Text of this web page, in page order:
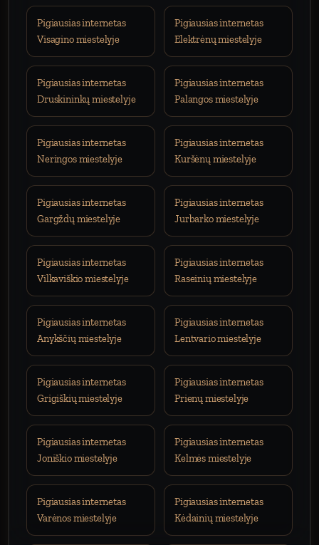
Pigiausias internetas
Visagino miestelyje
Pigiausias internetas
Elektrėnų miestelyje
Pigiausias internetas
Druskininkų miestelyje
Pigiausias internetas
Palangos miestelyje
Pigiausias internetas
Neringos miestelyje
Pigiausias internetas
Kuršėnų miestelyje
Pigiausias internetas
Gargždų miestelyje
Pigiausias internetas
Jurbarko miestelyje
Pigiausias internetas
Vilkaviškio miestelyje
Pigiausias internetas
Raseinių miestelyje
Pigiausias internetas
Anykščių miestelyje
Pigiausias internetas
Lentvario miestelyje
Pigiausias internetas
Grigiškių miestelyje
Pigiausias internetas
Prienų miestelyje
Pigiausias internetas
Joniškio miestelyje
Pigiausias internetas
Kelmės miestelyje
Pigiausias internetas
Varėnos miestelyje
Pigiausias internetas
Kėdainių miestelyje